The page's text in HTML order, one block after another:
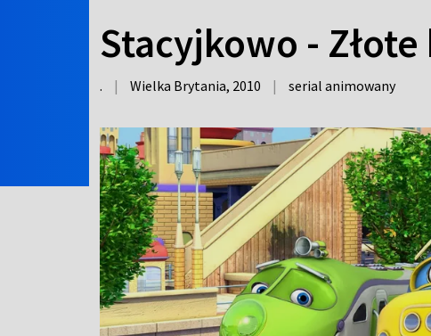
Stacyjkowo - Złote
. | Wielka Brytania, 2010 | serial animowany